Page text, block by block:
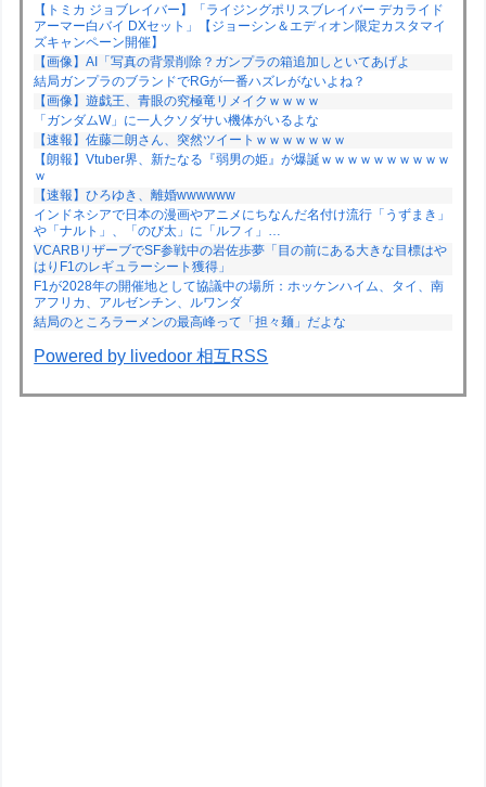
【トミカ ジョブレイバー】「ライジングポリスブレイバー デカライド
アーマー白バイ DXセット」【ジョーシン＆エディオン限定カスタマイ
ズキャンペーン開催】
【画像】AI「写真の背景削除？ガンプラの箱追加しといてあげよ
結局ガンプラのブランドでRGが一番ハズレがないよね？
【画像】遊戯王、青眼の究極竜リメイクｗｗｗｗ
「ガンダムW」に一人クソダサい機体がいるよな
【速報】佐藤二朗さん、突然ツイートｗｗｗｗｗｗｗ
【朗報】Vtuber界、新たなる『弱男の姫』が爆誕ｗｗｗｗｗｗｗｗｗｗ
ｗ
【速報】ひろゆき、離婚wwwwww
インドネシアで日本の漫画やアニメにちなんだ名付け流行「うずまき」
や「ナルト」、「のび太」に「ルフィ」…
VCARBリザーブでSF参戦中の岩佐歩夢「目の前にある大きな目標はや
はりF1のレギュラーシート獲得」
F1が2028年の開催地として協議中の場所：ホッケンハイム、タイ、南
アフリカ、アルゼンチン、ルワンダ
結局のところラーメンの最高峰って「担々麺」だよな
Powered by livedoor 相互RSS